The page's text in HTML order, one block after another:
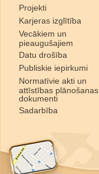
Projekti
Karjeras izglītība
Vecākiem un
pieaugušajiem
Datu drošība
Publiskie iepirkumi
Normatīvie akti un
attīstības plānošanas
dokumenti
Sadarbība